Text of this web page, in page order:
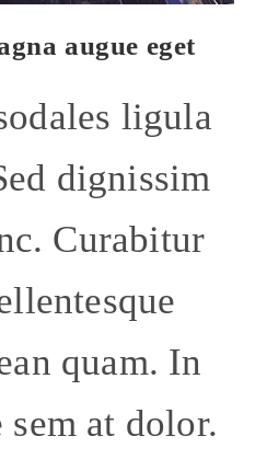
augue eget
ligula
dignissim
Curabitur
quam. In
sem at dolor.